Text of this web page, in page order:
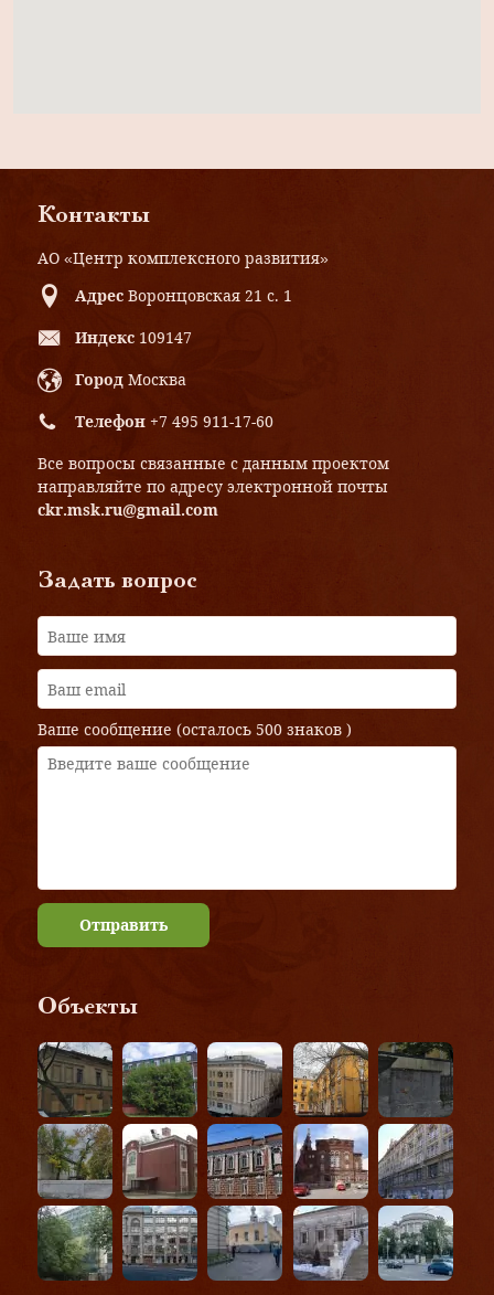
Контакты
АО «Центр комплексного развития»
Адрес Воронцовская 21 с. 1
Индекс 109147
Город Москва
Телефон +7 495 911-17-60
Все вопросы связанные с данным проектом
направляйте по адресу электронной почты
ckr.msk.ru@gmail.com
Задать вопрос
Ваше сообщение (осталось 500 знаков )
Отправить
Объекты